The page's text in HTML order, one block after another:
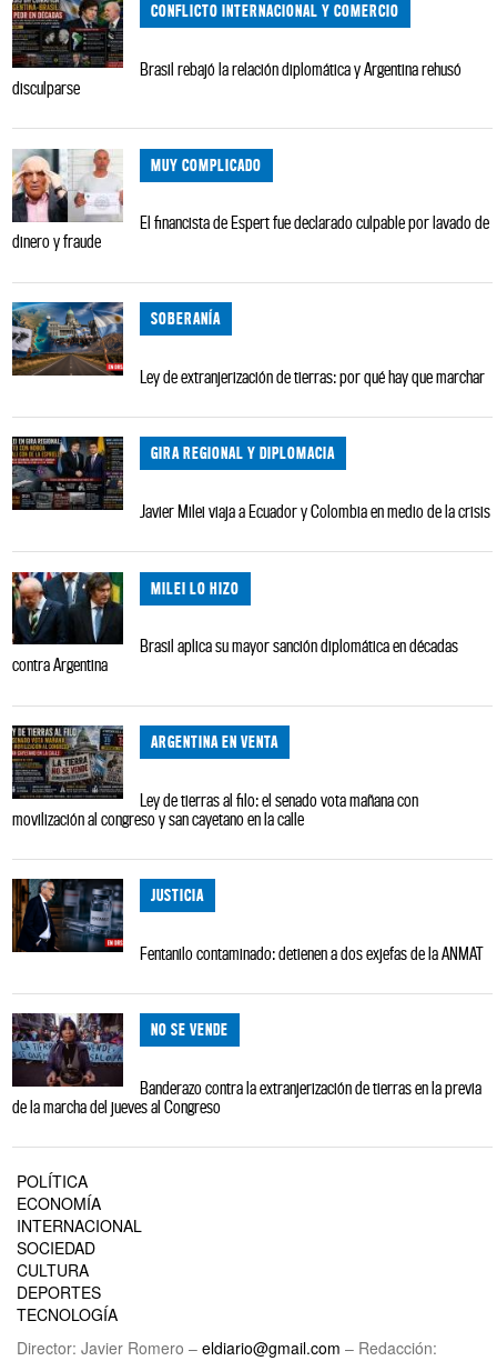
CONFLICTO INTERNACIONAL Y COMERCIO
Brasil rebajó la relación diplomática y Argentina rehusó
disculparse
MUY COMPLICADO
El financista de Espert fue declarado culpable por lavado de
dinero y fraude
SOBERANÍA
Ley de extranjerización de tierras: por qué hay que marchar
GIRA REGIONAL Y DIPLOMACIA
Javier Milei viaja a Ecuador y Colombia en medio de la crisis
MILEI LO HIZO
Brasil aplica su mayor sanción diplomática en décadas
contra Argentina
ARGENTINA EN VENTA
Ley de tierras al filo: el senado vota mañana con
movilización al congreso y san cayetano en la calle
JUSTICIA
Fentanilo contaminado: detienen a dos exjefas de la ANMAT
NO SE VENDE
Banderazo contra la extranjerización de tierras en la previa
de la marcha del jueves al Congreso
POLÍTICA
ECONOMÍA
INTERNACIONAL
SOCIEDAD
CULTURA
DEPORTES
TECNOLOGÍA
Director: Javier Romero – eldiario@gmail.com – Redacción: